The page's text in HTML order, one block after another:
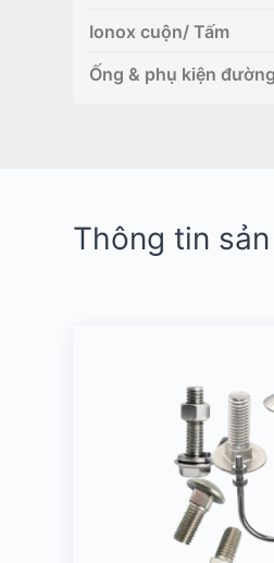
Ionox cuộn/ Tấm
Ống & phụ kiện
Thông tin